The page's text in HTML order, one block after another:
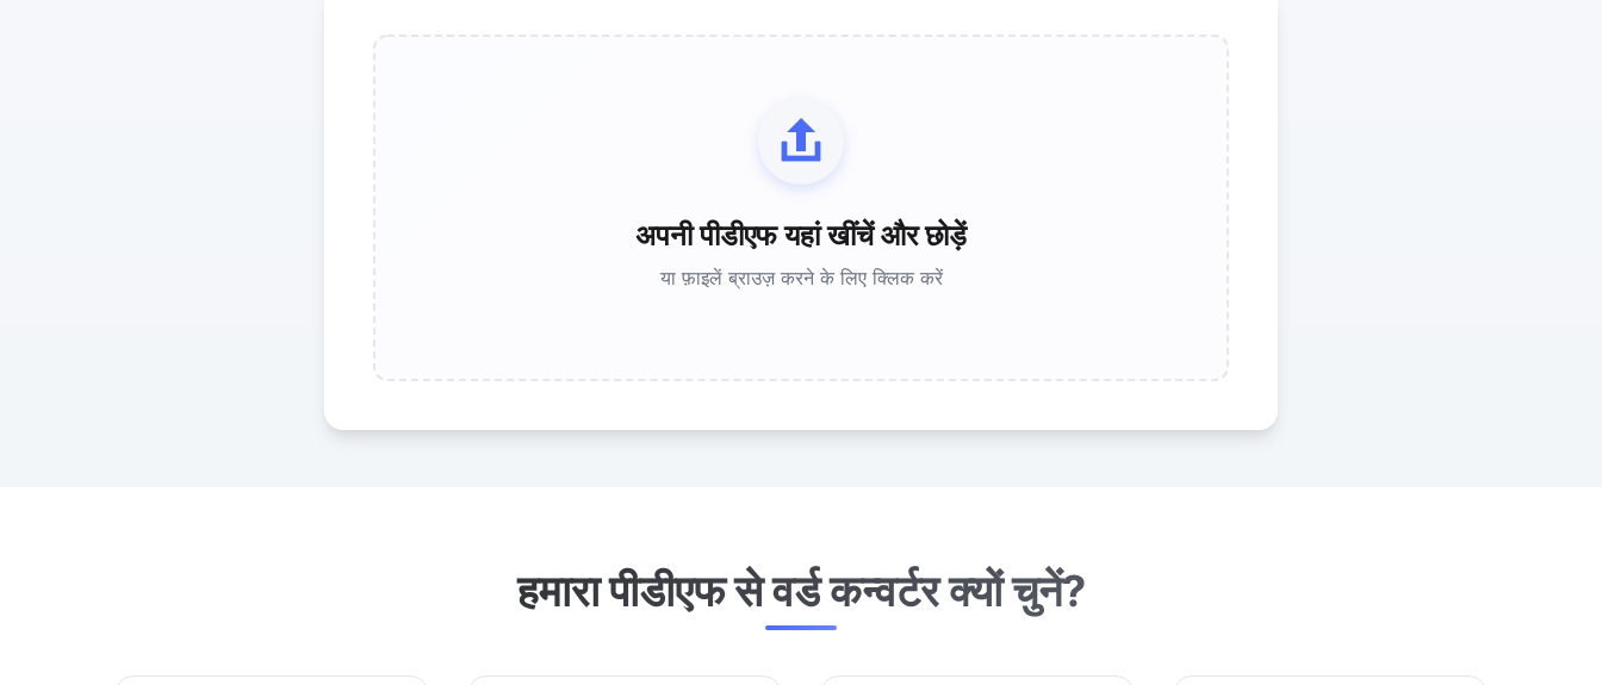
अपनी पीडीएफ यहां खींचें और छोड़ें
या फ़ाइलें ब्राउज़ करने के लिए क्लिक करें
हमारा पीडीएफ से वर्ड कन्वर्टर क्यों चुनें?